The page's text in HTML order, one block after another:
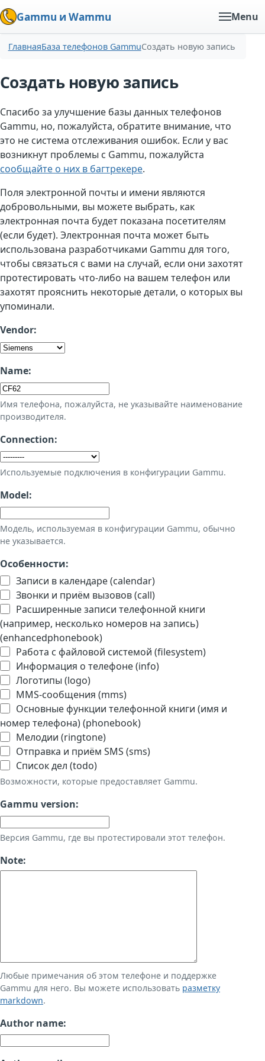
Gammu и Wammu Menu
ГлавнаяБаза телефонов GammuСоздать новую запись
Создать новую запись
Спасибо за улучшение базы данных телефонов
Gammu, но, пожалуйста, обратите внимание, что
это не система отслеживания ошибок. Если у вас
возникнут проблемы с Gammu, пожалуйста
сообщайте о них в багтрекере.
Поля электронной почты и имени являются
добровольными, вы можете выбрать, как
электронная почта будет показана посетителям
(если будет). Электронная почта может быть
использована разработчиками Gammu для того,
чтобы связаться с вами на случай, если они захотят
протестировать что-либо на вашем телефон или
захотят прояснить некоторые детали, о которых вы
упоминали.
Vendor:
Name:
Имя телефона, пожалуйста, не указывайте наименование
производителя.
Connection:
Используемые подключения в конфигурации Gammu.
Model:
Модель, используемая в конфигурации Gammu, обычно
не указывается.
Особенности:
Записи в календаре (calendar)
Звонки и приём вызовов (call)
Расширенные записи телефонной книги
(например, несколько номеров на запись)
(enhancedphonebook)
Работа с файловой системой (filesystem)
Информация о телефоне (info)
Логотипы (logo)
MMS-сообщения (mms)
Основные функции телефонной книги (имя и
номер телефона) (phonebook)
Мелодии (ringtone)
Отправка и приём SMS (sms)
Список дел (todo)
Возможности, которые предоставляет Gammu.
Gammu version:
Версия Gammu, где вы протестировали этот телефон.
Note:
Любые примечания об этом телефоне и поддержке
Gammu для него. Вы можете использовать разметку
markdown.
Author name: